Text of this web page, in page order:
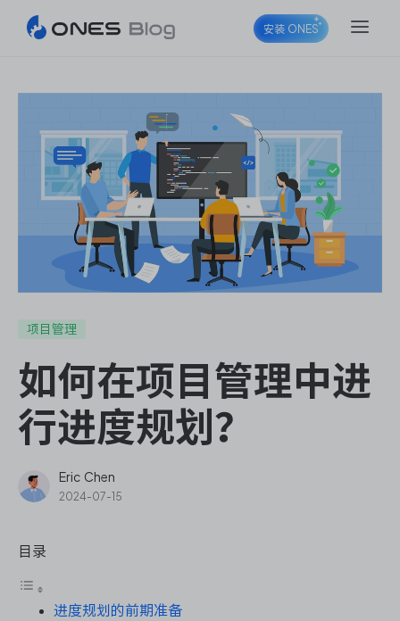
ONES Project
ONES Wiki
ONES Desk
ONES Assistant
瀑布项目管理
安装 ONES
项目管理
如何在项目管理中进
行进度规划？
Eric Chen
2024-07-15
目录
进度规划的前期准备